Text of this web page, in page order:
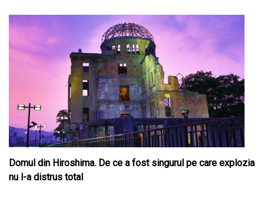
Domul din Hiroshima. De ce a fost singurul pe care explozia
nu l-a distrus total